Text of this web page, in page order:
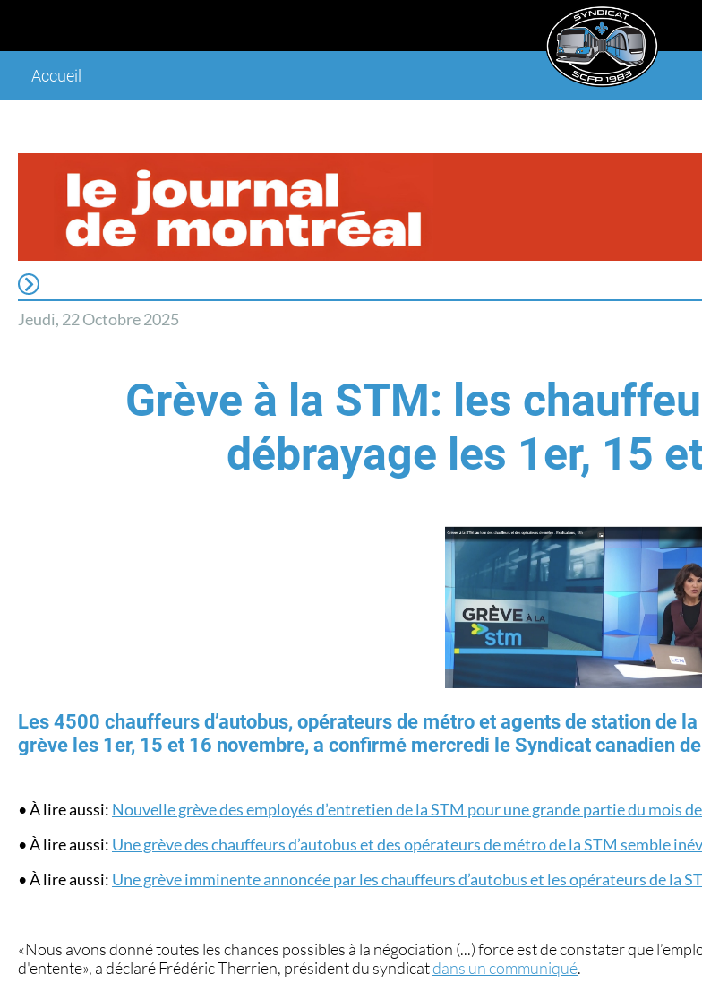
Accueil
Jeudi, 22 Octobre 2025
Grève à la STM: les
débrayage les 1er, 15
Les 4500 chauffeurs d’autobus, opérateurs de métro et agents de station de
grève les 1er, 15 et 16 novembre, a confirmé mercredi le Syndicat canadien
• À lire aussi: Nouvelle grève des employés d’entretien de la STM pour une grande partie du mois
• À lire aussi: Une grève des chauffeurs d’autobus et des opérateurs de métro de la STM semble
• À lire aussi: Une grève imminente annoncée par les chauffeurs d’autobus et les opérateurs de la
«Nous avons donné toutes les chances possibles à la négociation (...) force est de constater que
d'entente», a déclaré Frédéric Therrien, président du syndicatdans un communiqué.